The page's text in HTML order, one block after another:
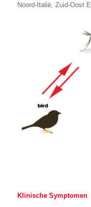
Noord-Italië, Zuid-Oost
Klinische Symptomen